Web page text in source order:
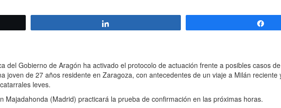
Gobierno de Aragón ha activado el protocolo de actuación frente a posibles casos
joven de 27 años residente en Zaragoza, con antecedentes de un viaje a Milán reciente
leves.
(Madrid) practicará la prueba de confirmación en las próximas horas.